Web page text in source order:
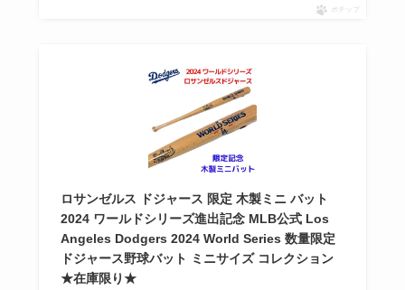
ポチップ
ロサンゼルス ドジャース 限定 木製ミニ バット
2024 ワールドシリーズ進出記念 MLB公式 Los
Angeles Dodgers 2024 World Series 数量限定
ドジャース野球バット ミニサイズ コレクション
★在庫限り★